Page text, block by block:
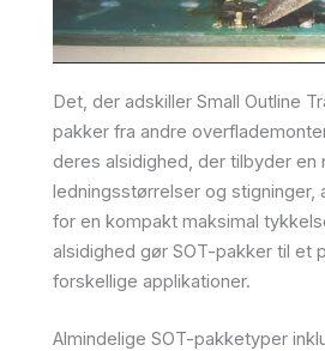
Det, der adskiller Small Outline
pakker fra andre
deres alsidighed, der tilbyder
ledningsstørrelser og stigninger,
for en kompakt maksimal
alsidighed gør SOT-pakker til et
forskellige applikationer.
Almindelige SOT-pakketyper